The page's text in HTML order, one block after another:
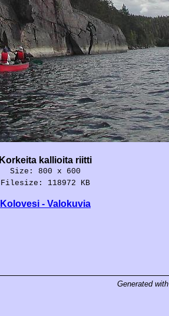
Korkeita kallioita riitti
Size: 800 x 600
Filesize: 118972 KB
Kolovesi - Valokuvia
Generated with